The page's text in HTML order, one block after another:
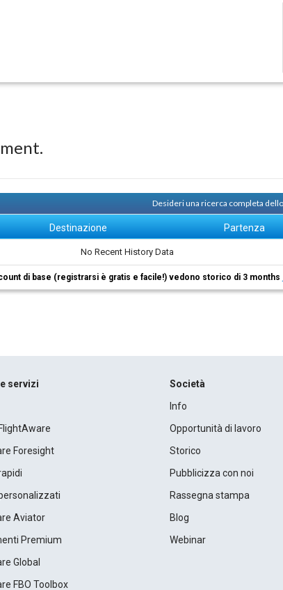
Desideri una ricerca completa
Destinazione Partenza
No Recent History Data
di base (registrarsi è gratis e facile!) vedono storico di 3 months
servizi
Foresight
Aviator
Premium
Global
FBO Toolbox
Società
Info
Opportunità di lavoro
Storico
Pubblicizza con noi
Rassegna stampa
Blog
Webinar